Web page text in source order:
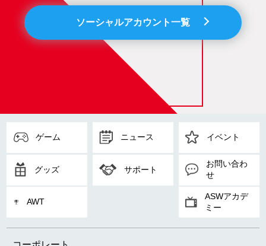
ソーシャルアカウント一覧
ゲーム ニュース イベント
グッズ サポート
お問い合わ
せ
AWT
ASWアカデ
ミー